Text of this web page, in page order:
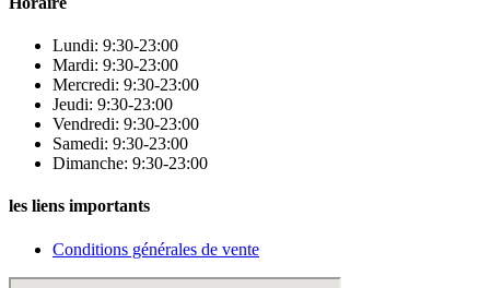
Lundi: 9:30-23:00
Mardi: 9:30-23:00
Mercredi: 9:30-23:00
Jeudi: 9:30-23:00
Vendredi: 9:30-23:00
Samedi: 9:30-23:00
Dimanche: 9:30-23:00
les liens importants
Conditions générales de vente